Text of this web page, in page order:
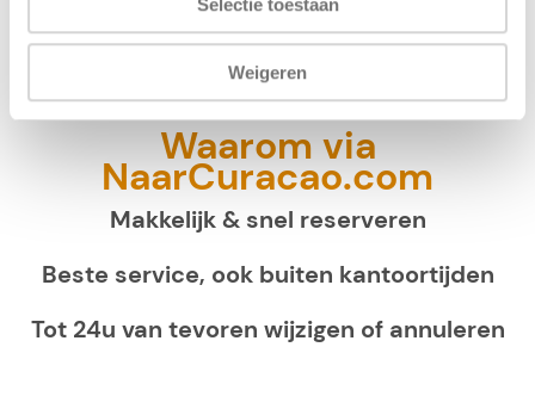
Selectie toestaan
Weigeren
Waarom via
NaarCuracao.com
Makkelijk & snel reserveren
Beste service, ook buiten kantoortijden
Tot 24u van tevoren wijzigen of annuleren